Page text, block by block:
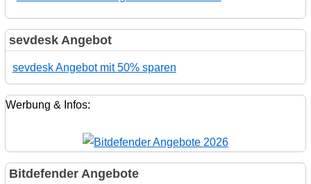
sevdesk Angebot
sevdesk Angebot mit 50% sparen
Werbung & Infos:
Bitdefender Angebote